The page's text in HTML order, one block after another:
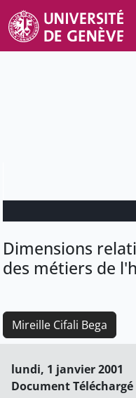
Dimensions
des métiers de
Mireille Cifali Bega
lundi, 1 janvier 2001
Document Téléchargé